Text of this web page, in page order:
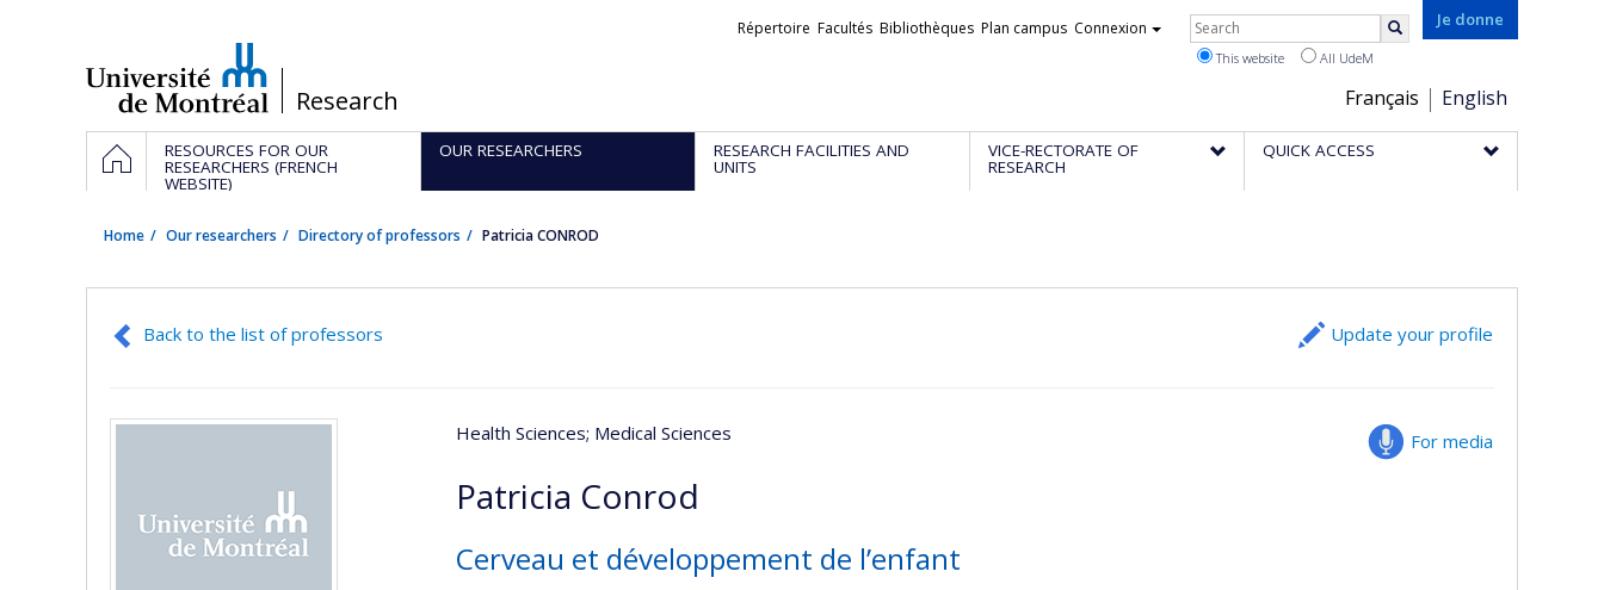
/Research
Je donne
Choix
de
la
Français English
Liens
Répertoire Facultés Bibliothèques Plan campus Connexion Rechercher
This website All UdeM
Navigation
principale
HOMERESOURCES FOR OUR
RESEARCHERS (FRENCH
WEBSITE)
OUR RESEARCHERS RESEARCH FACILITIES AND
UNITS
VICE-RECTORATE OF
RESEARCH
QUICK ACCESS
Home Our researchers Directory of professors Patricia CONROD
Back to the list of professors Update your profile
For media
Health Sciences; Medical Sciences
Patricia Conrod
Cerveau et développement de l’enfant